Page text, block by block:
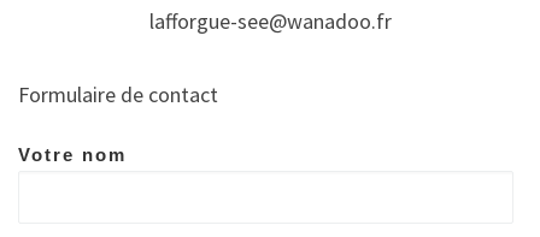
lafforgue-see@wanadoo.fr
Formulaire de contact
Votre nom